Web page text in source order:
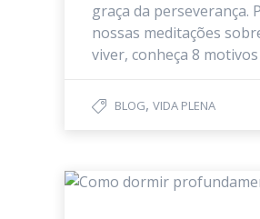
graça da perseverança.
nossas meditações
viver, conheça 8
BLOG, VIDA PLENA